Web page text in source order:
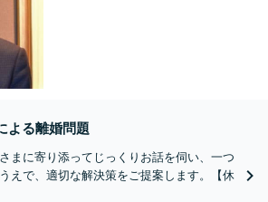
よる離婚問題
まに寄り添ってじっくりお話を伺い、一つ
えで、適切な解決策をご提案します。【休